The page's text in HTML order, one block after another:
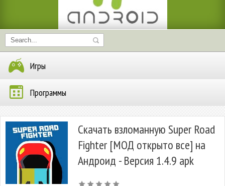
Игры
Программы
Скачать взломанную Super Road
Fighter [МОД открыто все] на
Андроид - Версия 1.4.9 apk